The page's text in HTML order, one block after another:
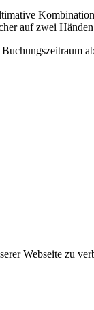
auf zwei
Webseite zu